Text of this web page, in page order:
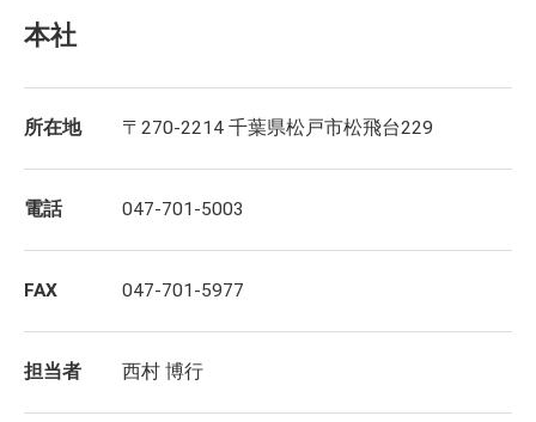
本社
所在地 〒270-2214 千葉県松戸市松飛台229
電話 047-701-5003
FAX 047-701-5977
担当者 西村 博行